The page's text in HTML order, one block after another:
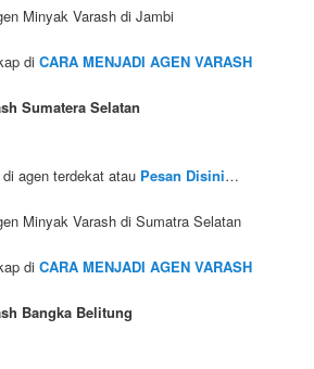
Minyak Varash di Jambi
diCARA MENJADI AGEN VARASH
Sumatera Selatan
agen terdekat atau Pesan Disini…
Minyak Varash di Sumatra Selatan
diCARA MENJADI AGEN VARASH
Bangka Belitung